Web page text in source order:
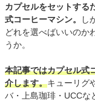
カプセルをセットする
式コーヒーマシン。
し
どれを選べばいいのか
うか。
本記事ではカプセル式
介します。キューリグ
バ・上島珈琲・UCCな